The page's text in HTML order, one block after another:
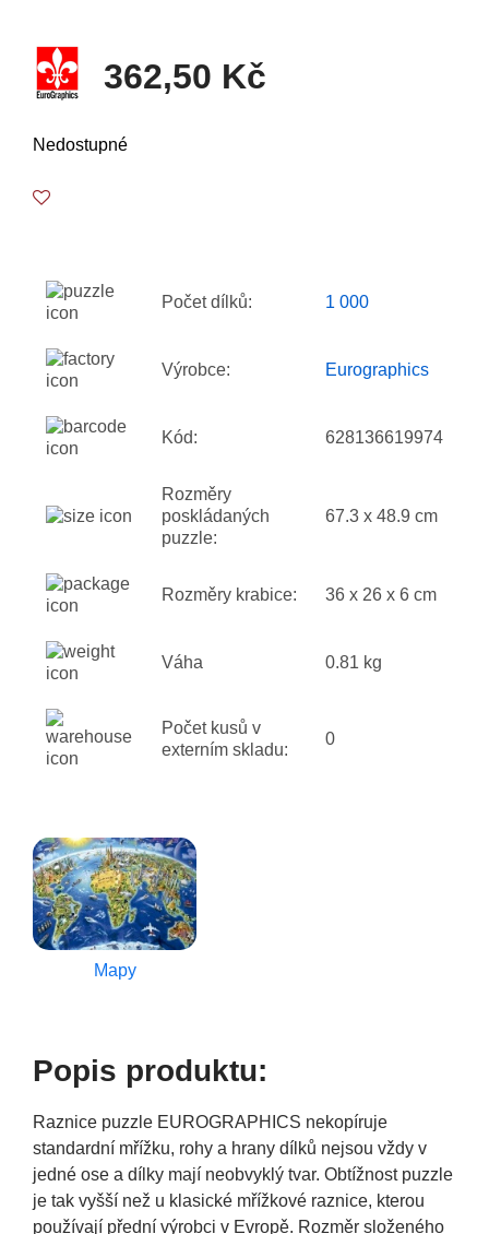
362,50 Kč
Nedostupné
Počet dílků: 1 000
Výrobce: Eurographics
Kód: 628136619974
Rozměry
poskládaných
puzzle:
67.3 x 48.9 cm
Rozměry krabice: 36 x 26 x 6 cm
Váha 0.81 kg
Počet kusů v
externím skladu:
0
Mapy
Popis produktu:
Raznice puzzle EUROGRAPHICS nekopíruje
standardní mřížku, rohy a hrany dílků nejsou vždy v
jedné ose a dílky mají neobvyklý tvar. Obtížnost puzzle
je tak vyšší než u klasické mřížkové raznice, kterou
používají přední výrobci v Evropě. Rozměr složeného